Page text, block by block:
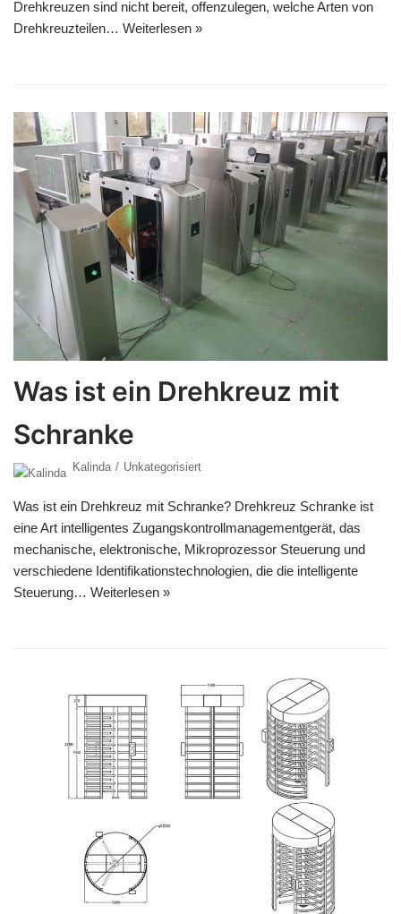
Drehkreuzen sind nicht bereit, offenzulegen, welche Arten von
Drehkreuzteilen… Weiterlesen »
Was ist ein Drehkreuz mit
Schranke
Kalinda Unkategorisiert
Was ist ein Drehkreuz mit Schranke? Drehkreuz Schranke ist
eine Art intelligentes Zugangskontrollmanagementgerät, das
mechanische, elektronische, Mikroprozessor Steuerung und
verschiedene Identifikationstechnologien, die die intelligente
Steuerung… Weiterlesen »